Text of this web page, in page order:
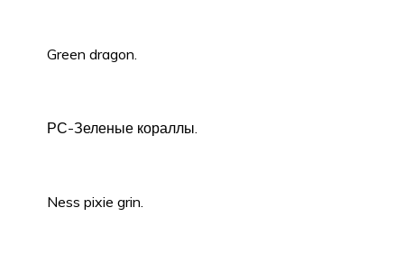
Green dragon.
РС-Зеленые кораллы.
Ness pixie grin.